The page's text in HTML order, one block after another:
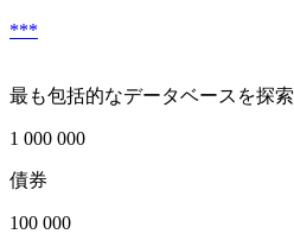
***
最も包括的なデータベースを探索
1 000 000
債券
100 000